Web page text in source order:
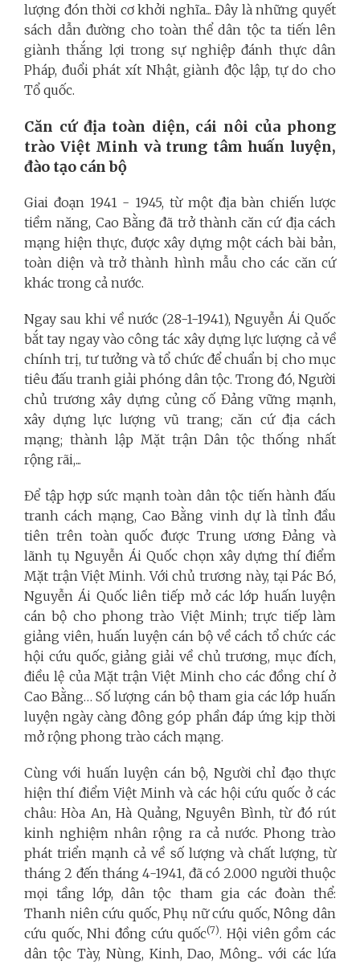
lượng đón thời cơ khởi nghĩa... Đây là những quyết
sách dẫn đường cho toàn thể dân tộc ta tiến lên
giành thắng lợi trong sự nghiệp đánh thực dân
Pháp, đuổi phát xít Nhật, giành độc lập, tự do cho
Tổ quốc.
Căn cứ địa toàn diện, cái nôi của phong
trào Việt Minh và trung tâm huấn luyện,
đào tạo cán bộ
Giai đoạn 1941 - 1945, từ một địa bàn chiến lược
tiềm năng, Cao Bằng đã trở thành căn cứ địa cách
mạng hiện thực, được xây dựng một cách bài bản,
toàn diện và trở thành hình mẫu cho các căn cứ
khác trong cả nước.
Ngay sau khi về nước (28-1-1941), Nguyễn Ái Quốc
bắt tay ngay vào công tác xây dựng lực lượng cả về
chính trị, tư tưởng và tổ chức để chuẩn bị cho mục
tiêu đấu tranh giải phóng dân tộc. Trong đó, Người
chủ trương xây dựng củng cố Đảng vững mạnh,
xây dựng lực lượng vũ trang; căn cứ địa cách
mạng; thành lập Mặt trận Dân tộc thống nhất
rộng rãi,...
Để tập hợp sức mạnh toàn dân tộc tiến hành đấu
tranh cách mạng, Cao Bằng vinh dự là tỉnh đầu
tiên trên toàn quốc được Trung ương Đảng và
lãnh tụ Nguyễn Ái Quốc chọn xây dựng thí điểm
Mặt trận Việt Minh. Với chủ trương này, tại Pác Bó,
Nguyễn Ái Quốc liên tiếp mở các lớp huấn luyện
cán bộ cho phong trào Việt Minh; trực tiếp làm
giảng viên, huấn luyện cán bộ về cách tổ chức các
hội cứu quốc, giảng giải về chủ trương, mục đích,
điều lệ của Mặt trận Việt Minh cho các đồng chí ở
Cao Bằng… Số lượng cán bộ tham gia các lớp huấn
luyện ngày càng đông góp phần đáp ứng kịp thời
mở rộng phong trào cách mạng.
Cùng với huấn luyện cán bộ, Người chỉ đạo thực
hiện thí điểm Việt Minh và các hội cứu quốc ở các
châu: Hòa An, Hà Quảng, Nguyên Bình, từ đó rút
kinh nghiệm nhân rộng ra cả nước. Phong trào
phát triển mạnh cả về số lượng và chất lượng, từ
tháng 2 đến tháng 4-1941, đã có 2.000 người thuộc
mọi tầng lớp, dân tộc tham gia các đoàn thể:
Thanh niên cứu quốc, Phụ nữ cứu quốc, Nông dân
cứu quốc, Nhi đồng cứu quốc(7). Hội viên gồm các
dân tộc Tày, Nùng, Kinh, Dao, Mông... với các lứa